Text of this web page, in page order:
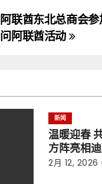
阿联酋东北总商会
问阿联酋活动
新闻
温暖迎春
方阵亮相
2月 12, 2026